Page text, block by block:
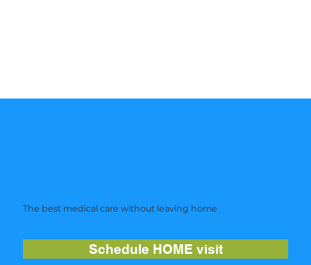
The best medical care without leaving home
Schedule HOME visit